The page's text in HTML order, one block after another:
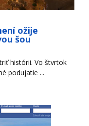
ožije
šou
histórii. Vo štvrtok
podujatie ...